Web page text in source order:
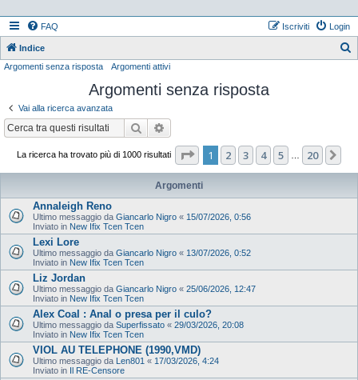
FAQ Login
Iscriviti
Indice
Argomenti senza risposta Argomenti attivi
Argomenti senza risposta
Vai alla ricerca avanzata
Cerca
La ricerca ha trovato più di 1000 risultati Pagina di 20
1 2 3 4 5 20
Argomenti
Annaleigh Reno
Ultimo messaggio da Giancarlo Nigro « 15/07/2026, 0:56
Inviato in New Ifix Tcen Tcen
Lexi Lore
Ultimo messaggio da Giancarlo Nigro « 13/07/2026, 0:52
Inviato in New Ifix Tcen Tcen
Liz Jordan
Ultimo messaggio da Giancarlo Nigro « 25/06/2026, 12:47
Inviato in New Ifix Tcen Tcen
Alex Coal : Anal o presa per il culo?
Ultimo messaggio da Superfissato « 29/03/2026, 20:08
Inviato in New Ifix Tcen Tcen
VIOL AU TELEPHONE (1990,VMD)
Ultimo messaggio da Len801 « 17/03/2026, 4:24
Inviato in Il RE-Censore